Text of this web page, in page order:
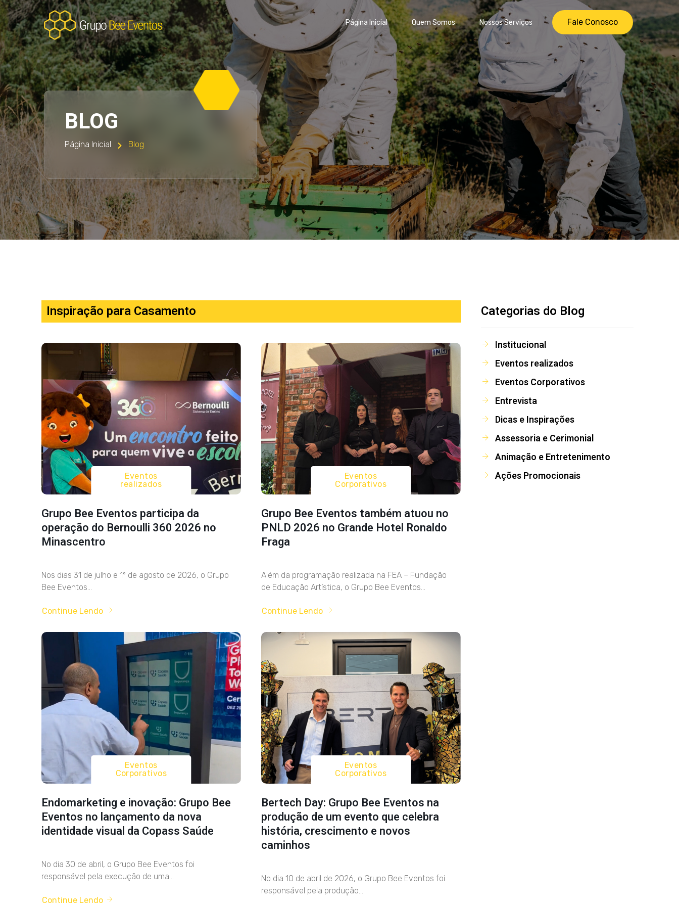
Página Inicial Quem Somos Nossos Serviços Fale Conosco
BLOG
Página Inicial Blog
Inspiração para Casamento
Eventos
realizados
Grupo Bee Eventos participa da
operação do Bernoulli 360 2026 no
Minascentro
Nos dias 31 de julho e 1º de agosto de 2026, o Grupo
Bee Eventos...
Continue Lendo
Eventos
Corporativos
Grupo Bee Eventos também atuou no
PNLD 2026 no Grande Hotel Ronaldo
Fraga
Além da programação realizada na FEA – Fundação
de Educação Artística, o Grupo Bee Eventos...
Continue Lendo
Eventos
Corporativos
Endomarketing e inovação: Grupo Bee
Eventos no lançamento da nova
identidade visual da Copass Saúde
No dia 30 de abril, o Grupo Bee Eventos foi
responsável pela execução de uma...
Continue Lendo
Eventos
Corporativos
Bertech Day: Grupo Bee Eventos na
produção de um evento que celebra
história, crescimento e novos
caminhos
No dia 10 de abril de 2026, o Grupo Bee Eventos foi
responsável pela produção...
Categorias do Blog
Institucional
Eventos realizados
Eventos Corporativos
Entrevista
Dicas e Inspirações
Assessoria e Cerimonial
Animação e Entretenimento
Ações Promocionais